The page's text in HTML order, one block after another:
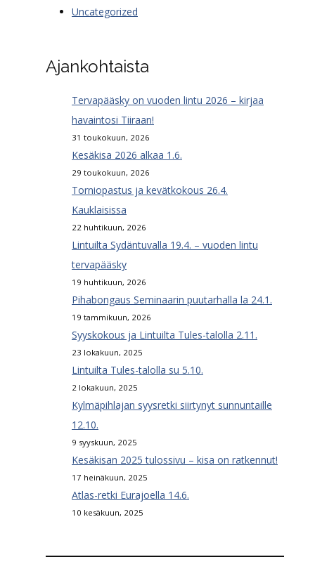
Uncategorized
Ajankohtaista
Tervapääsky on vuoden lintu 2026 – kirjaa
havaintosi Tiiraan!
31 toukokuun, 2026
Kesäkisa 2026 alkaa 1.6.
29 toukokuun, 2026
Torniopastus ja kevätkokous 26.4.
Kauklaisissa
22 huhtikuun, 2026
Lintuilta Sydäntuvalla 19.4. – vuoden lintu
tervapääsky
19 huhtikuun, 2026
Pihabongaus Seminaarin puutarhalla la 24.1.
19 tammikuun, 2026
Syyskokous ja Lintuilta Tules-talolla 2.11.
23 lokakuun, 2025
Lintuilta Tules-talolla su 5.10.
2 lokakuun, 2025
Kylmäpihlajan syysretki siirtynyt sunnuntaille
12.10.
9 syyskuun, 2025
Kesäkisan 2025 tulossivu – kisa on ratkennut!
17 heinäkuun, 2025
Atlas-retki Eurajoella 14.6.
10 kesäkuun, 2025